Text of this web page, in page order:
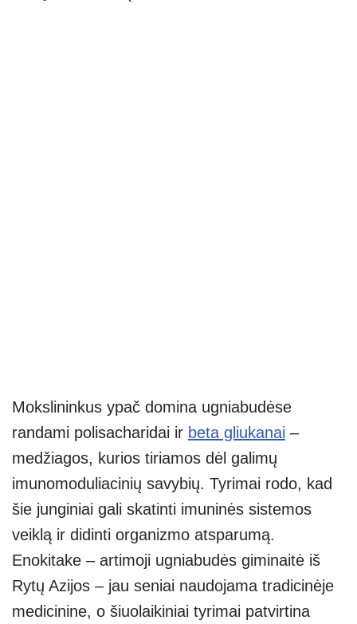
Mokslininkus ypač domina ugniabudėse
randami polisacharidai ir beta gliukanai –
medžiagos, kurios tiriamos dėl galimų
imunomoduliacinių savybių. Tyrimai rodo, kad
šie junginiai gali skatinti imuninės sistemos
veiklą ir didinti organizmo atsparumą.
Enokitake – artimoji ugniabudės giminaitė iš
Rytų Azijos – jau seniai naudojama tradicinėje
medicinine, o šiuolaikiniai tyrimai patvirtina